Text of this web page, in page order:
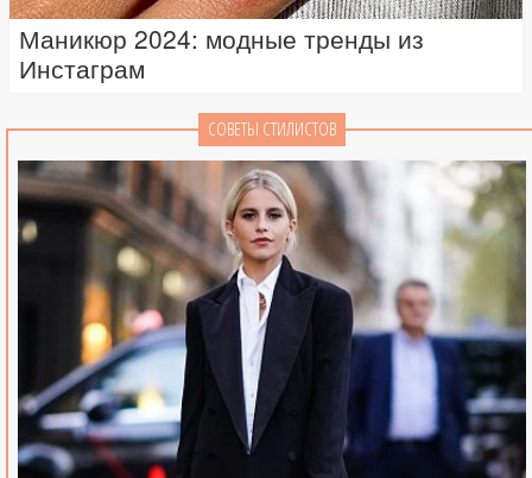
Маникюр 2024: модные тренды из
Инстаграм
СОВЕТЫ СТИЛИСТОВ